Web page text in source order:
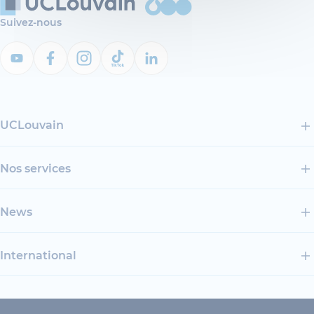
Suivez-nous
UCLouvain
Nos services
News
International